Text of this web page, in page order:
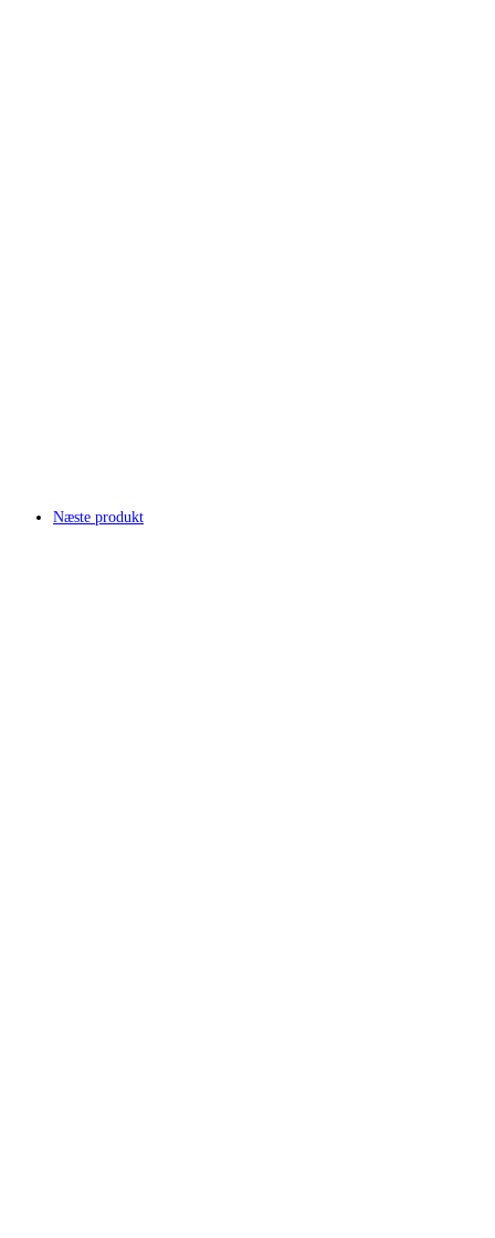
Næste produkt